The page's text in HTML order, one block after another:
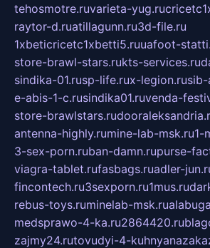
tehosmotre.ruvarieta-yug.ru
raytor-d.ruatillagunn.ru3d-file.ru
1xbeticricetc1xbetti5.ruuafoot-
store-brawl-stars.rukts-services.ru
sindika-01.rusp-life.rux-legion.rusib-
e-abis-1-c.rusindika01.ruvenda-
store-brawlstars.ru
antenna-highly.rumine-lab-msk.ru1-
3-sex-porn.ruban-damn.rupurse-
viagra-tablet.rufasbags.ruadler-
fincontech.ru3sexporn.ru1mus.ru
rebus-toys.ruminelab-msk.ru
medsprawo-4-ka.ru2864420.ru
zajmy24.rutovudyi-4-